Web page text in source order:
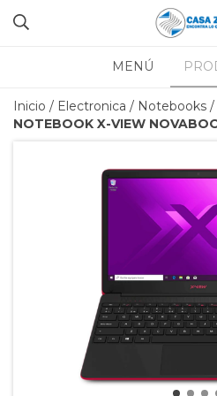
MENÚ
Inicio / Electronica / Notebooks /
NOTEBOOK X-VIEW